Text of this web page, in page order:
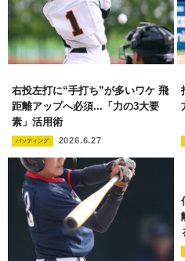
右投左打に“手打ち”が多いワケ 飛
距離アップへ必須...「力の3大要
素」活用術
バッティング 2026.6.27